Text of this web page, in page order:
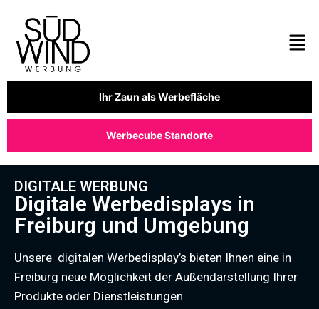
Ihr Zaun als Werbefläche
Werbecube Standorte
DIGITALE WERBUNG
Digitale Werbedisplays in
Freiburg und Umgebung
Unsere digitalen Werbedisplay’s bieten Ihnen eine in
Freiburg neue Möglichkeit der Außendarstellung Ihrer
Produkte oder Dienstleistungen.